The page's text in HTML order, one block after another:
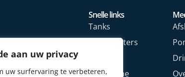
aan uw privacy
uw surfervaring te verbeteren,
Snelle links
Tanks
Watermeters
Elektrische